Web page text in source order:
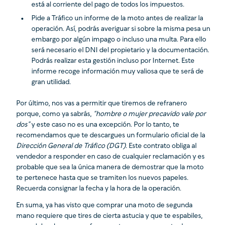
está al corriente del pago de todos los impuestos.
Pide a Tráfico un informe de la moto antes de realizar la
operación. Así, podrás averiguar si sobre la misma pesa un
embargo por algún impago o incluso una multa. Para ello
será necesario el DNI del propietario y la documentación.
Podrás realizar esta gestión incluso por Internet. Este
informe recoge información muy valiosa que te será de
gran utilidad.
Por último, nos vas a permitir que tiremos de refranero
porque, como ya sabrás, “hombre o mujer precavido vale por
dos”y este caso no es una excepción. Por lo tanto, te
recomendamos que te descargues un formulario oficial de la
Dirección General de Tráfico (DGT). Este contrato obliga al
vendedor a responder en caso de cualquier reclamación y es
probable que sea la única manera de demostrar que la moto
te pertenece hasta que se tramiten los nuevos papeles.
Recuerda consignar la fecha y la hora de la operación.
En suma, ya has visto que comprar una moto de segunda
mano requiere que tires de cierta astucia y que te espabiles,